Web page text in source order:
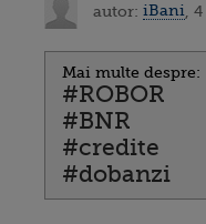
autor: iBani ,
Mai multe despre:
#ROBOR
#BNR
#credite
#dobanzi